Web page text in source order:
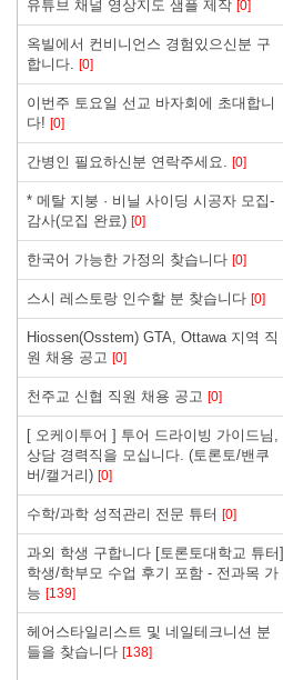
유튜브 채널 영상지도 샘플 제작 [0]
옥빌에서 컨비니언스 경험있으신분 구
합니다. [0]
이번주 토요일 선교 바자회에 초대합니
다! [0]
간병인 필요하신분 연락주세요. [0]
* 메탈 지붕 · 비닐 사이딩 시공자 모집-
감사(모집 완료) [0]
한국어 가능한 가정의 찾습니다 [0]
스시 레스토랑 인수할 분 찾습니다 [0]
Hiossen(Osstem) GTA, Ottawa 지역 직
원 채용 공고 [0]
천주교 신협 직원 채용 공고 [0]
[ 오케이투어 ] 투어 드라이빙 가이드님,
상담 경력직을 모십니다. (토론토/밴쿠
버/캘거리) [0]
수학/과학 성적관리 전문 튜터 [0]
과외 학생 구합니다 [토론토대학교 튜터]
학생/학부모 수업 후기 포함 - 전과목 가
능 [139]
헤어스타일리스트 및 네일테크니션 분
들을 찾습니다 [138]